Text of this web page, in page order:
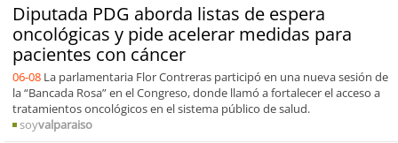
Diputada PDG aborda listas de espera
oncológicas y pide acelerar medidas para
pacientes con cáncer
06-08 La parlamentaria Flor Contreras participó en una nueva sesión de
la “Bancada Rosa” en el Congreso, donde llamó a fortalecer el acceso a
tratamientos oncológicos en el sistema público de salud.
soyvalparaiso